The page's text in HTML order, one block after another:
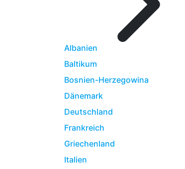
Albanien
Baltikum
Bosnien-Herzegowina
Dänemark
Deutschland
Frankreich
Griechenland
Italien